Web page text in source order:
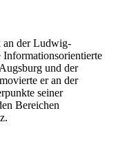
an der Ludwig-
und der
er an der
seiner
Bereichen